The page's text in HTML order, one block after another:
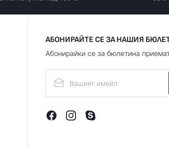
АБОНИРАЙТЕ СЕ ЗА НАШИЯ
Абонирайки се за бюлетина